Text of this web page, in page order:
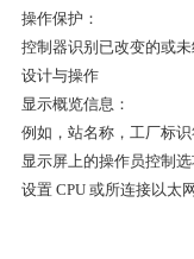
操作保护：
控制器识别已改变的或
设计与操作
显示概览信息：
例如，站名称，工厂标
显示屏上的操作员控制
设置 CPU 或所连接以太